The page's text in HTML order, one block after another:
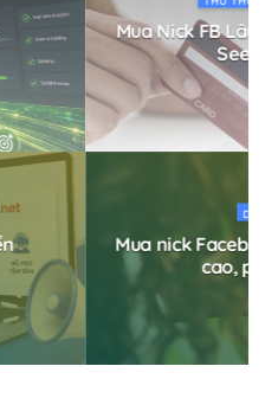
Chạy Quảng Cáo,
Hàng
5, 2026
HOÀNG BẢNH
lượng, bảo mật
hàng
8, 2025